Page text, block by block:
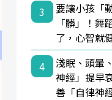
3
要讓小孩「
「髒」！
了，心智就
4
淺眠、頭暈
神經」提早
善「自律神